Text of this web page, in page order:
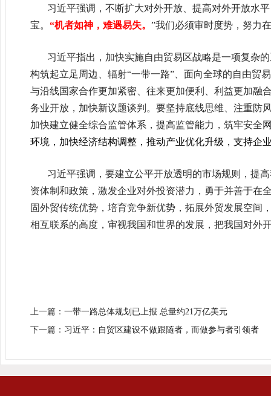
习近平强调，不断扩大对外开放、提高对外开放水
宝。 “机者如神，难遇易失。 ”我们必须审时度势，努力
习近平指出，加快实施自由贸易区战略是一项复杂
构筑起立足周边、辐射“一带一路” 、面向全球的自由贸
与沿线国家合作更加紧密、往来更加便利、利益更加融
务业开放，加快新议题谈判。要坚持底线思维、注重防
加快建立健全综合监管体系，提高监管能力，筑牢安全
环境，加快经济结构调整，推动产业优化升级，支持企
习近平强调，要建立公平开放透明的市场规则，提
资体制和政策，激发企业对外投资潜力，勇于并善于在
固外贸传统优势，培育竞争新优势，拓展外贸发展空间
相互联系的高度，审视我国和世界的发展，把我国对外
上一篇： 一带一路总体规划已上报 总量约21万亿美元
下一篇： 习近平：自贸区建设不做跟随者，而做参与者引领者